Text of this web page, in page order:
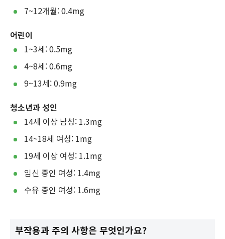
7~12개월: 0.4mg
어린이
1~3세: 0.5mg
4~8세: 0.6mg
9~13세: 0.9mg
청소년과 성인
14세 이상 남성: 1.3mg
14~18세 여성: 1mg
19세 이상 여성: 1.1mg
임신 중인 여성: 1.4mg
수유 중인 여성: 1.6mg
부작용과 주의 사항은 무엇인가요?